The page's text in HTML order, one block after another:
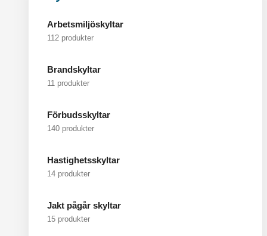
Arbetsmiljöskyltar
112 produkter
Brandskyltar
11 produkter
Förbudsskyltar
140 produkter
Hastighetsskyltar
14 produkter
Jakt pågår skyltar
15 produkter